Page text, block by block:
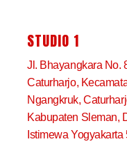
STUDIO 1
Jl. Bhayangkara No.
Caturharjo,
Ngangkruk,
Kabupaten Sleman,
Istimewa Yogyakarta